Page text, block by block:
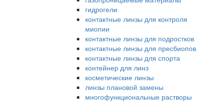
гидрогели
контактные линзы для контроля
миопии
контактные линзы для подростков
контактные линзы для пресбиопов
контактные линзы для спорта
контейнер для линз
косметические линзы
линзы плановой замены
многофункциональные растворы